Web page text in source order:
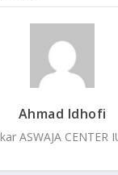
Ahmad Idhofi
ASWAJA CENTER